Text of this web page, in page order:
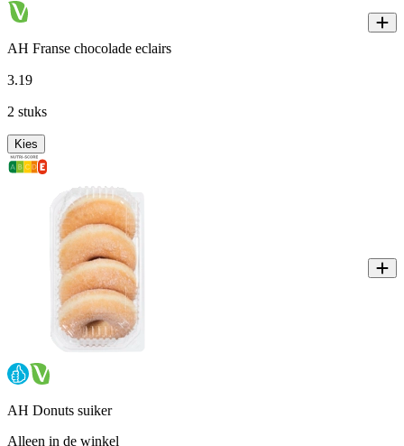
AH Franse chocolade eclairs
3.19
2 stuks
Kies
AH Donuts suiker
Alleen in de winkel